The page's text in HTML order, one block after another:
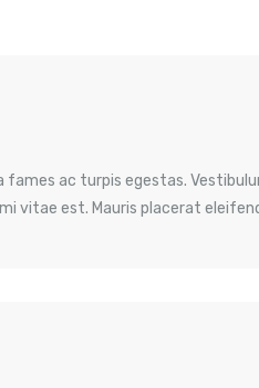
ac turpis egestas.
vitae est. Mauris placerat